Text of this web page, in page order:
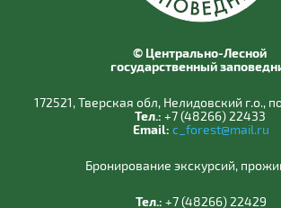
© Центрально-Лесной
государственный
172521, Тверская обл, Нелидовский г.о.,
Тел.: +7 (48266) 22433
Email: c_forest@mail.ru
Бронирование экскурсий,
Тел.: +7 (48266) 22429